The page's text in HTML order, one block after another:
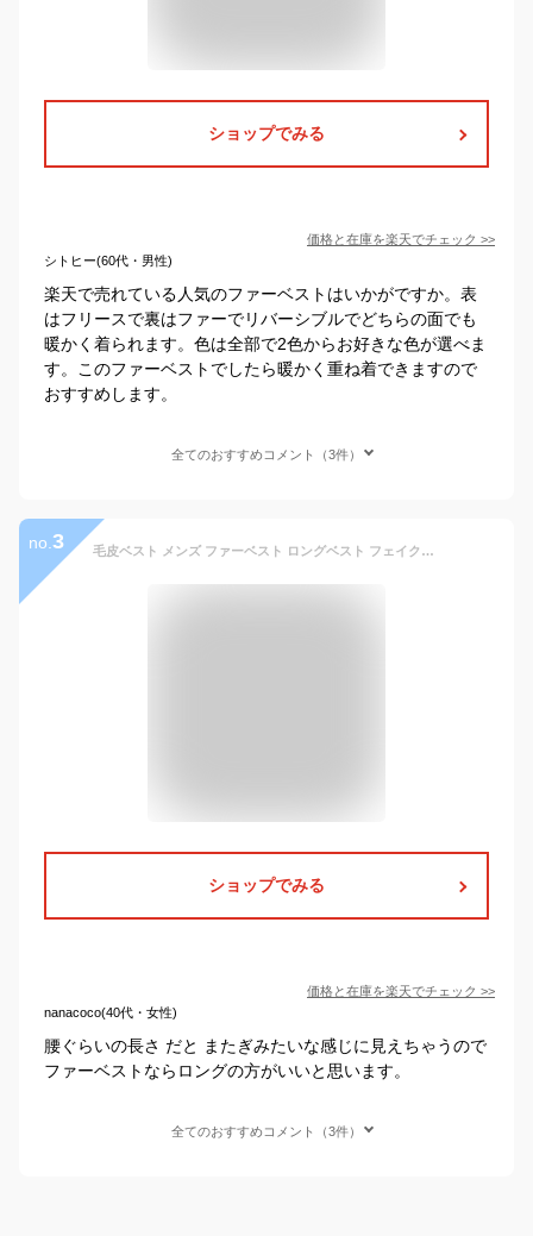
ショップでみる
価格と在庫を楽天でチェック >>
シトヒー(60代・男性)
楽天で売れている人気のファーベストはいかがですか。表
はフリースで裏はファーでリバーシブルでどちらの面でも
暖かく着られます。色は全部で2色からお好きな色が選べま
す。このファーベストでしたら暖かく重ね着できますので
おすすめします。
全てのおすすめコメント（3件）
no. 3 毛皮ベスト メンズ ファーベスト ロングベスト フェイクファー おしゃれ アウター 暖かい 韓国 ファッション ゆったり 無地 ふわふわ 冬物 防寒 厚手 上着 防風 人気 秋冬 送料無料
ショップでみる
価格と在庫を楽天でチェック >>
nanacoco(40代・女性)
腰ぐらいの長さ だと またぎみたいな感じに見えちゃうので
ファーベストならロングの方がいいと思います。
全てのおすすめコメント（3件）